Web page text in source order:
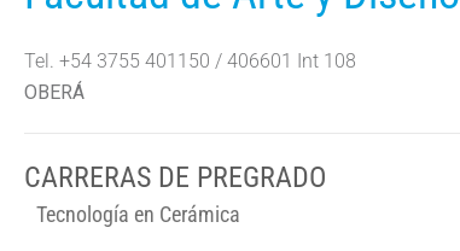
Tel. +54 3755 401150 / 406601 Int 108
OBERÁ
CARRERAS DE PREGRADO
Tecnología en Cerámica